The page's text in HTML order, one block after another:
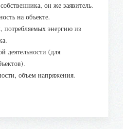
он же заявитель.
на объекте.
потребляемых энергию из
деятельности (для
объем напряжения.